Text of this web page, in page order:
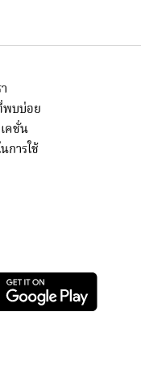
พบบ่อย
คชั่น
การใช้